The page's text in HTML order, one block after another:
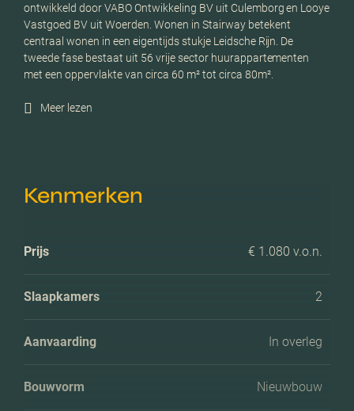
ontwikkeld door VABO Ontwikkeling BV uit Culemborg en Looye
Vastgoed BV uit Woerden. Wonen in Stairway betekent
centraal wonen in een eigentijds stukje Leidsche Rijn. De
tweede fase bestaat uit 56 vrije sector huurappartementen
met een oppervlakte van circa 60 m² tot circa 80m².
Meer lezen
Kenmerken
Prijs € 1.080 v.o.n.
Slaapkamers 2
Aanvaarding In overleg
Bouwvorm Nieuwbouw